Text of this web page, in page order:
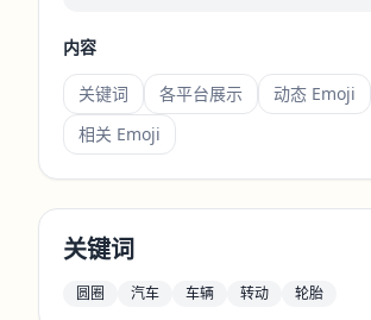
内容
关键词 各平台展示
动态 Emoji
相关 Emoji
关键词
圆圈 汽车 车辆 转动 轮胎